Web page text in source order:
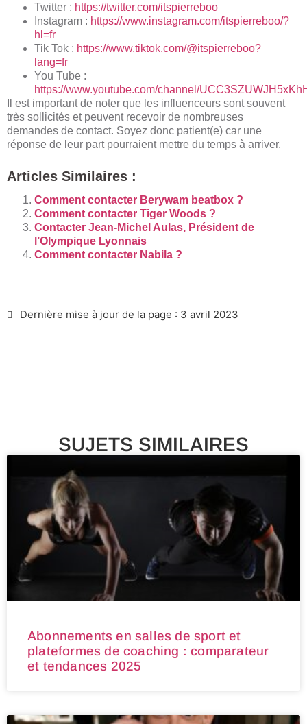
Twitter : https://twitter.com/itspierreboo
Instagram : https://www.instagram.com/itspierreboo/?
hl=fr
Tik Tok : https://www.tiktok.com/@itspierreboo?
lang=fr
You Tube :
https://www.youtube.com/channel/
Il est important de noter que les influenceurs sont souvent
très sollicités et peuvent recevoir de nombreuses
demandes de contact. Soyez donc patient(e) car une
réponse de leur part pourraient mettre du temps à arriver.
Articles Similaires :
Comment contacter Berywam beatbox ?
Comment contacter Tiger Woods ?
Contacter Jean-Michel Aulas, Président de
l’Olympique Lyonnais
Comment contacter Nabila ?
Dernière mise à jour de la page : 3 avril 2023
SUJETS SIMILAIRES
Abonnements en salles de sport et
plateformes de coaching : comparateur
et tendances 2025